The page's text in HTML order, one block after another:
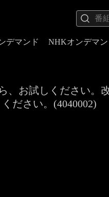
デマンド NHKオンデマン
お試しください
ください。(4040002)